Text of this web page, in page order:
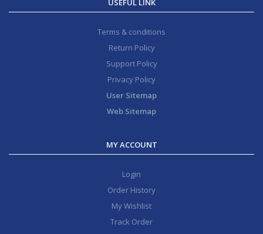
USEFUL LINK
Terms & conditions
Return Policy
Support Policy
Privacy Policy
User Sitemap
Web Sitemap
MY ACCOUNT
Login
Order History
My Wishlist
Track Order